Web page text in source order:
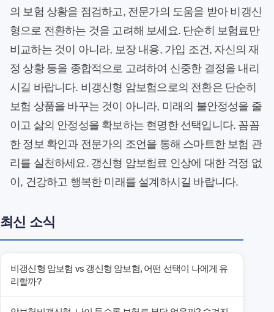
의 보험 상황을 점검하고, 전문가의 도움을 받아 비갱신
형으로 전환하는 것을 고려해 보세요. 단순히 보험료만
비교하는 것이 아니라, 보장 내용, 가입 조건, 자신의 재
정 상황 등을 종합적으로 고려하여 신중한 결정을 내리
시길 바랍니다. 비갱신형 암보험으로의 전환은 단순히
보험 상품을 바꾸는 것이 아니라, 미래의 불안정성을 줄
이고 삶의 안정성을 확보하는 현명한 선택입니다. 꼼꼼
한 정보 확인과 전문가의 조언을 통해 스마트한 보험 관
리를 실천하세요. 갱신형 암보험료 인상에 대한 걱정 없
이, 건강하고 행복한 미래를 설계하시길 바랍니다.
최신 소식
비갱신형 암보험 vs 갱신형 암보험, 어떤 선택이 나에게 유
리할까?